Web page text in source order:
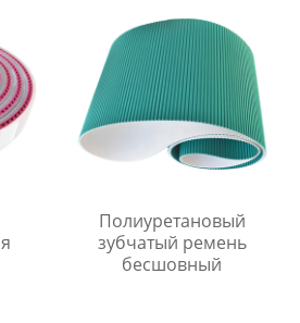
Полиуретановый
зубчатый ремень
бесшовный